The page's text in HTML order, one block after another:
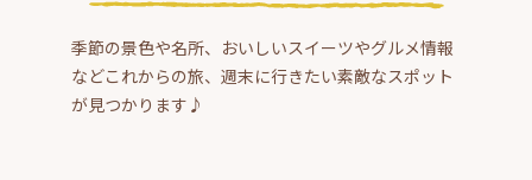
季節の景色や名所、おいしいスイーツやグルメ情報
などこれからの旅、週末に行きたい素敵なスポット
が見つかります♪